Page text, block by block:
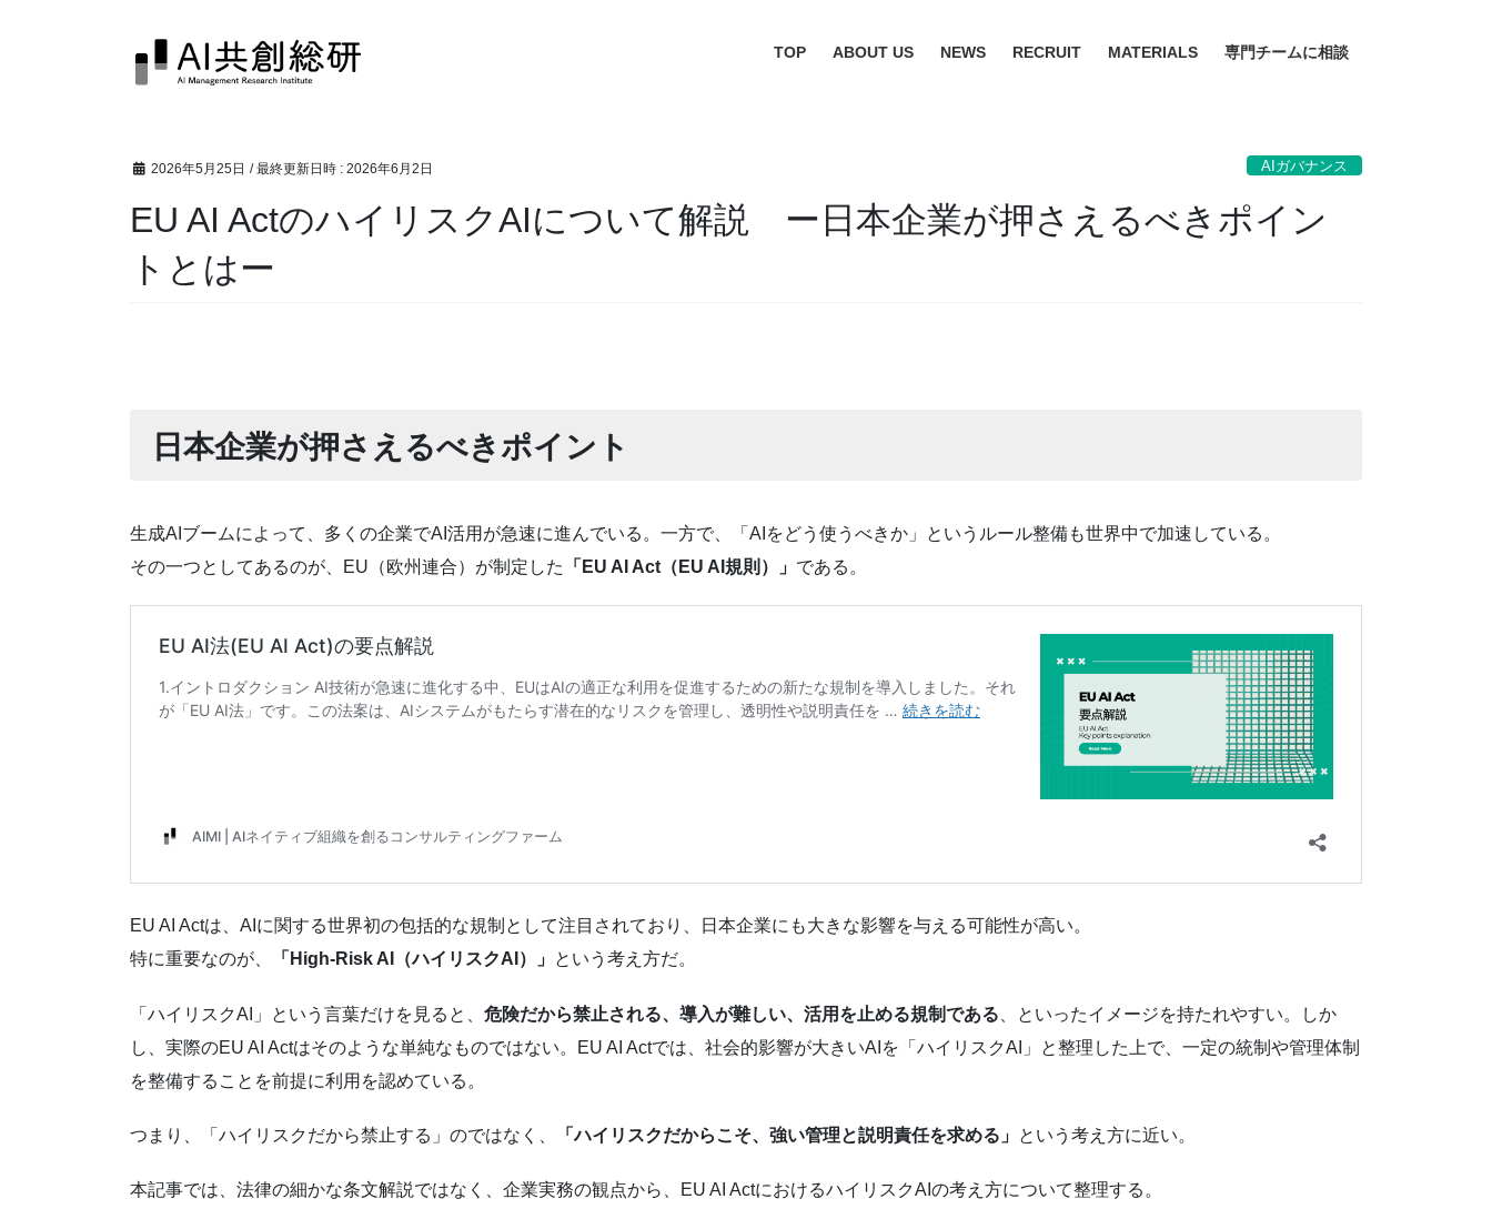
TOP ABOUT US NEWS RECRUIT MATERIALS 専門チームに相談
2026年5月25日 / 最終更新日時 : 2026年6月2日 AIガバナンス
EU AI ActのハイリスクAIについて解説 ー日本企業が押さえるべきポイン
トとはー
日本企業が押さえるべきポイント
生成AIブームによって、多くの企業でAI活用が急速に進んでいる。一方で、「AIをどう使うべきか」というルール整備も世界中で加速している。
その一つとしてあるのが、EU（欧州連合）が制定した
「EU AI Act（EU AI規則）」 である。
EU AI Actは、AIに関する世界初の包括的な規制として注目されており、日本企業にも大きな影響を与える可能性が高い。
特に重要なのが、
「High-Risk AI（ハイリスクAI）」 という考え方だ。
「ハイリスクAI」という言葉だけを見ると、 危険だから禁止される、導入が難しい、活用を止める規制である 、といったイメージを持たれやすい。しか
し、実際のEU AI Actはそのような単純なものではない。EU AI Actでは、社会的影響が大きいAIを「ハイリスクAI」と整理した上で、一定の統制や管理体制
を整備することを前提に利用を認めている。
つまり、「ハイリスクだから禁止する」のではなく、 「ハイリスクだからこそ、強い管理と説明責任を求める」 という考え方に近い。
本記事では、法律の細かな条文解説ではなく、企業実務の観点から、EU AI ActにおけるハイリスクAIの考え方について整理する。